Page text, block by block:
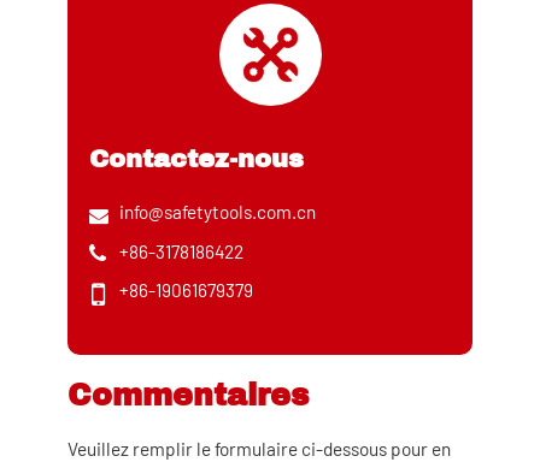
Contactez-nous
info@safetytools.com.cn
+86-3178186422
+86-19061679379
Commentaires
Veuillez remplir le formulaire ci-dessous pour en